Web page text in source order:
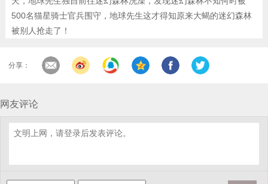
500名猫星骑士官兵围守，地球先生这才得知原来大蝎的迷幻森林
被别人抢走了！
分享：
网友评论